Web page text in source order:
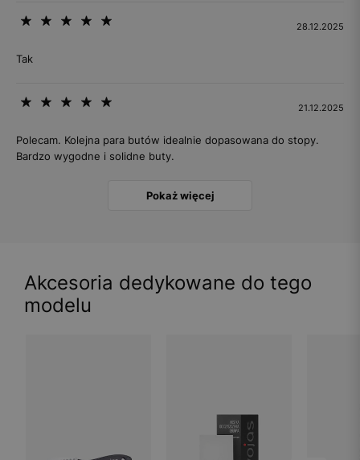
28.12.2025
Tak
21.12.2025
Polecam. Kolejna para butów idealnie dopasowana do stopy.
Bardzo wygodne i solidne buty.
Pokaż więcej
Akcesoria dedykowane do tego
modelu